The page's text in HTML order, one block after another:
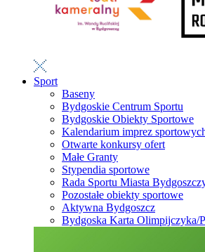
Sport
Baseny
Bydgoskie Centrum Sportu
Bydgoskie Obiekty Sportowe
Kalendarium imprez
Otwarte konkursy ofert
Małe Granty
Stypendia sportowe
Rada Sportu Miasta
Pozostałe obiekty sportowe
Aktywna Bydgoszcz
Bydgoska Karta Olimpijczyka/